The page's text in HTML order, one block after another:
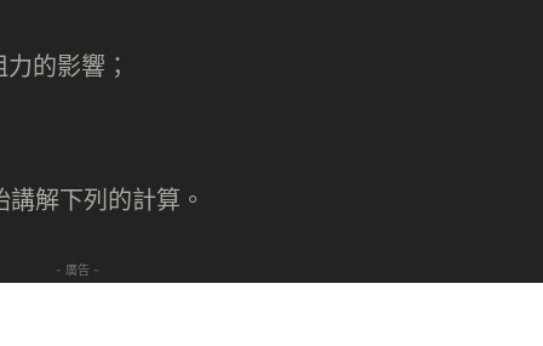
的影響；
解下列的計算。
- 廣告 -